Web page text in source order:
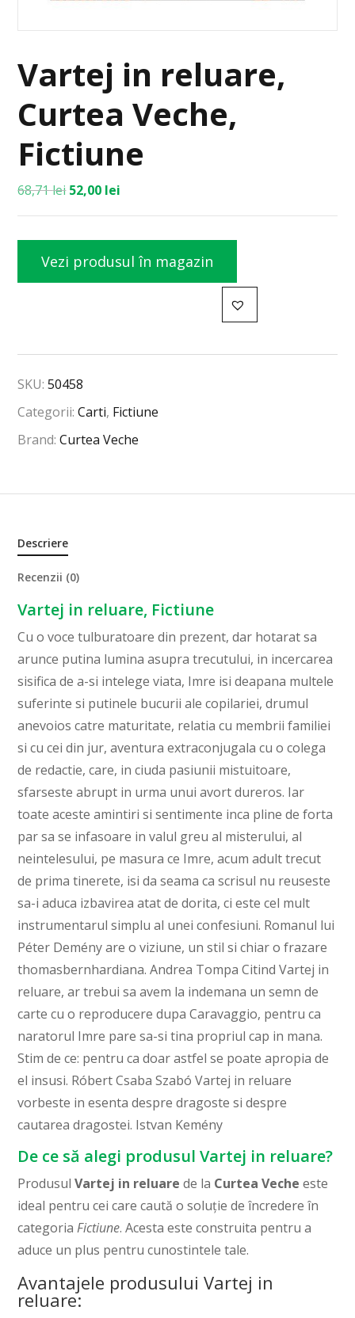
Vartej in reluare,
Curtea Veche,
Fictiune
68,71lei 52,00 lei
Vezi produsul în magazin
SKU:50458
Categorii:Carti, Fictiune
Brand:Curtea Veche
Descriere
Recenzii (0)
Vartej in reluare, Fictiune
Cu o voce tulburatoare din prezent, dar hotarat sa
arunce putina lumina asupra trecutului, in incercarea
sisifica de a-si intelege viata, Imre isi deapana multele
suferinte si putinele bucurii ale copilariei, drumul
anevoios catre maturitate, relatia cu membrii familiei
si cu cei din jur, aventura extraconjugala cu o colega
de redactie, care, in ciuda pasiunii mistuitoare,
sfarseste abrupt in urma unui avort dureros. Iar
toate aceste amintiri si sentimente inca pline de forta
par sa se infasoare in valul greu al misterului, al
neintelesului, pe masura ce Imre, acum adult trecut
de prima tinerete, isi da seama ca scrisul nu reuseste
sa-i aduca izbavirea atat de dorita, ci este cel mult
instrumentarul simplu al unei confesiuni. Romanul lui
Péter Demény are o viziune, un stil si chiar o frazare
thomasbernhardiana. Andrea Tompa Citind Vartej in
reluare, ar trebui sa avem la indemana un semn de
carte cu o reproducere dupa Caravaggio, pentru ca
naratorul Imre pare sa-si tina propriul cap in mana.
Stim de ce: pentru ca doar astfel se poate apropia de
el insusi. Róbert Csaba Szabó Vartej in reluare
vorbeste in esenta despre dragoste si despre
cautarea dragostei. Istvan Kemény
De ce să alegi produsul Vartej in reluare?
ProdusulVartej in reluare de la Curtea Veche este
ideal pentru cei care caută o soluție de încredere în
categoriaFictiune. Acesta este construita pentru a
aduce un plus pentru cunostintele tale.
Avantajele produsului Vartej in
reluare: